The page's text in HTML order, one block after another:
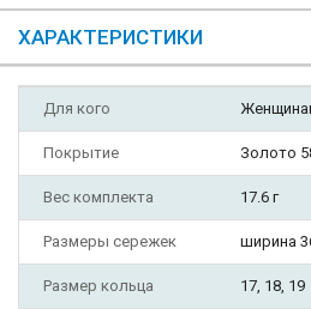
ХАРАКТЕРИСТИКИ
Для кого
Покрытие Золото
Вес комплекта 17.6 г
Размеры сережек ширина
Размер кольца 17, 18, 19